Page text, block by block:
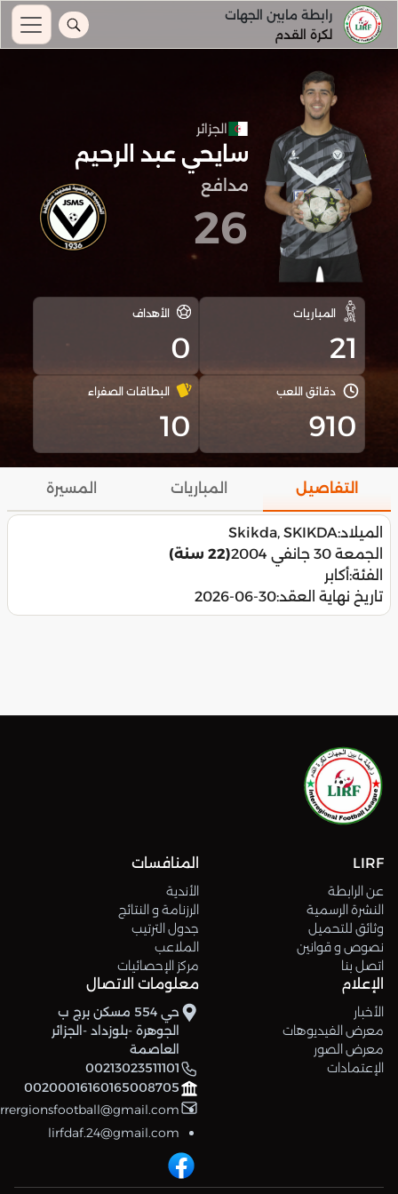
رابطة مابين الجهات
لكرة القدم
الجزائر
سايحي عبد الرحيم
مدافع
26
المباريات
21
الأهداف
0
دقائق اللعب
910
البطاقات الصفراء
10
التفاصيل المباريات المسيرة
الميلاد:Skikda, SKIKDA
الجمعة 30 جانفي 2004
(22 سنة)
الفئة:أكابر
تاريخ نهاية العقد:2026-06-30
LIRF
عن الرابطة
النشرة الرسمية
وثائق للتحميل
نصوص و قوانين
اتصل بنا
المنافسات
الأندية
الرزنامة و النتائج
جدول الترتيب
الملاعب
مركز الإحصائيات
الإعلام
الأخبار
معرض الفيديوهات
معرض الصور
الإعتمادات
معلومات الاتصال
حي 554 مسكن برج ب
الجوهرة -بلوزداد -الجزائر
العاصمة
00213023511101
00200016160165008705
lirfdaf.24@gmail.com